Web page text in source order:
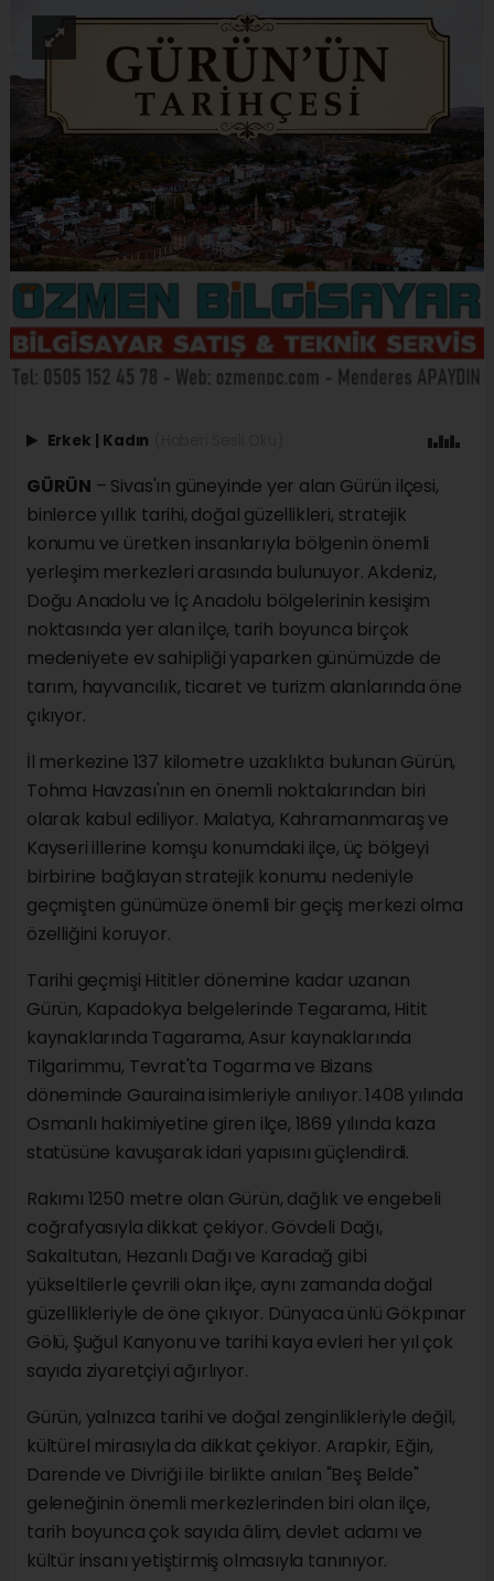
Erkek Kadın
GÜRÜN – Sivas'ın güneyinde yer alan Gürün ilçesi,
binlerce yıllık tarihi, doğal güzellikleri, stratejik
konumu ve üretken insanlarıyla bölgenin önemli
yerleşim merkezleri arasında bulunuyor. Akdeniz,
Doğu Anadolu ve İç Anadolu bölgelerinin kesişim
noktasında yer alan ilçe, tarih boyunca birçok
medeniyete ev sahipliği yaparken günümüzde de
tarım, hayvancılık, ticaret ve turizm alanlarında öne
çıkıyor.
İl merkezine 137 kilometre uzaklıkta bulunan Gürün,
Tohma Havzası'nın en önemli noktalarından biri
olarak kabul ediliyor. Malatya, Kahramanmaraş ve
Kayseri illerine komşu konumdaki ilçe, üç bölgeyi
birbirine bağlayan stratejik konumu nedeniyle
geçmişten günümüze önemli bir geçiş merkezi olma
özelliğini koruyor.
Tarihi geçmişi Hititler dönemine kadar uzanan
Gürün, Kapadokya belgelerinde Tegarama, Hitit
kaynaklarında Tagarama, Asur kaynaklarında
Tilgarimmu, Tevrat'ta Togarma ve Bizans
döneminde Gauraina isimleriyle anılıyor. 1408 yılında
Osmanlı hakimiyetine giren ilçe, 1869 yılında kaza
statüsüne kavuşarak idari yapısını güçlendirdi.
Rakımı 1250 metre olan Gürün, dağlık ve engebeli
coğrafyasıyla dikkat çekiyor. Gövdeli Dağı,
Sakaltutan, Hezanlı Dağı ve Karadağ gibi
yükseltilerle çevrili olan ilçe, aynı zamanda doğal
güzellikleriyle de öne çıkıyor. Dünyaca ünlü Gökpınar
Gölü, Şuğul Kanyonu ve tarihi kaya evleri her yıl çok
sayıda ziyaretçiyi ağırlıyor.
Gürün, yalnızca tarihi ve doğal zenginlikleriyle değil,
kültürel mirasıyla da dikkat çekiyor. Arapkir, Eğin,
Darende ve Divriği ile birlikte anılan "Beş Belde"
geleneğinin önemli merkezlerinden biri olan ilçe,
tarih boyunca çok sayıda âlim, devlet adamı ve
kültür insanı yetiştirmiş olmasıyla tanınıyor.